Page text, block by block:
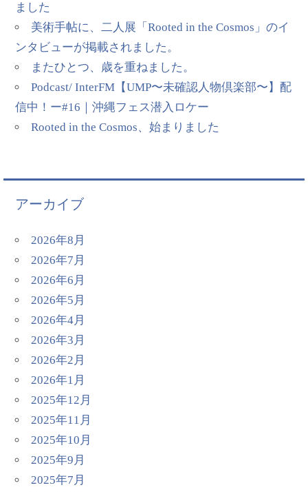
ました
美術手帖に、二人展「Rooted in the Cosmos」のイ
ンタビューが掲載されました。
またひとつ、歳を重ねました。
Podcast/ InterFM【UMP〜未確認人物倶楽部〜】配
信中！ー#16｜沖縄フェス潜入ロケー
Rooted in the Cosmos、始まりました
アーカイブ
2026年8月
2026年7月
2026年6月
2026年5月
2026年4月
2026年3月
2026年2月
2026年1月
2025年12月
2025年11月
2025年10月
2025年9月
2025年7月